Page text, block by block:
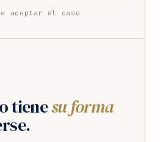
aceptar el caso
tienesu forma